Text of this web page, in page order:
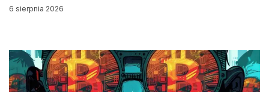
6 sierpnia 2026